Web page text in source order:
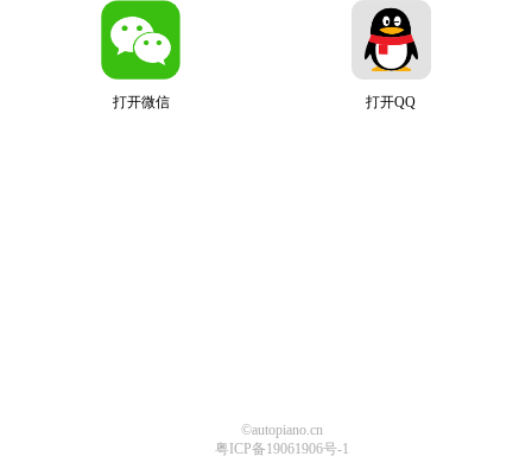
打开微信 打开QQ
©autopiano.cn
粤ICP备19061906号-1